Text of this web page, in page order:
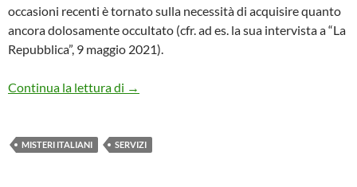
occasioni recenti è tornato sulla necessità di acquisire quanto
ancora dolosamente occultato (cfr. ad es. la sua intervista a “La
Repubblica”, 9 maggio 2021).
Continua la lettura di LE VERITA’ ACQUISITE E QUELLE
→
MISTERI ITALIANI SERVIZI